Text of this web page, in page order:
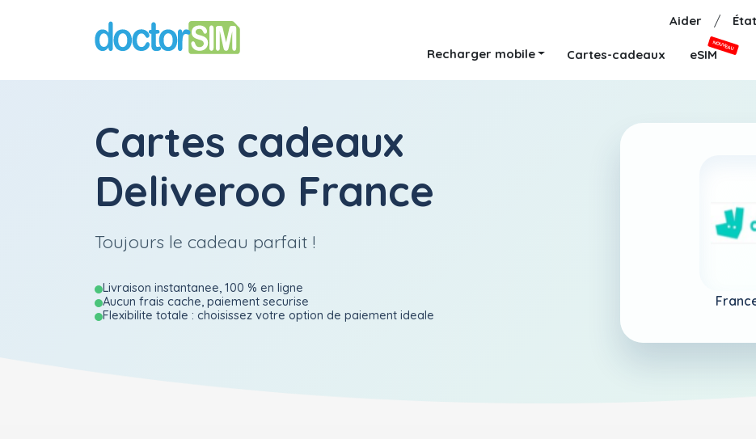
Aider /
Recharger mobile Cartes-cadeaux eSIM
NOUVEAU
Cartes cadeaux
Deliveroo France
Toujours le cadeau parfait !
Livraison instantanee, 100 % en ligne
Aucun frais cache, paiement securise
Flexibilite totale : choisissez votre option de paiement ideale